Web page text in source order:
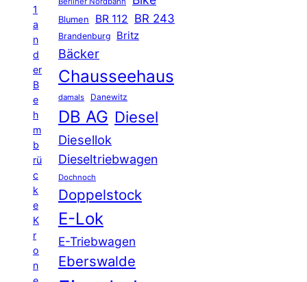
1
a
n
d
er
B
e
h
m
b
rü
c
k
e
K
r
o
n
Blumen BR 112 BR 243
Brandenburg Britz
Bäcker
Chausseehaus
damals Danewitz
DB AG Diesel
Diesellok
Dieseltriebwagen
Dochnoch
Doppelstock
E-Lok
E-Triebwagen
Eberswalde